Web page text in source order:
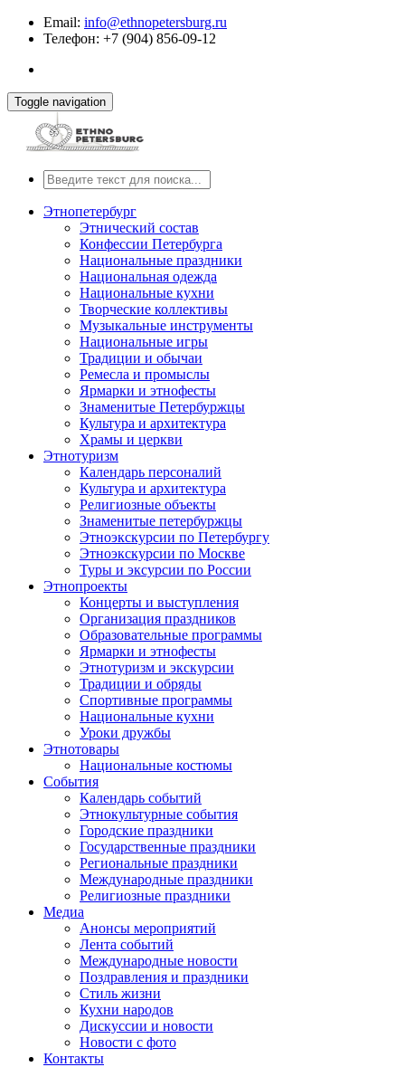
Email: info@ethnopetersburg.ru
Телефон: +7 (904) 856-09-12
Toggle navigation
Этнопетербург
Этнический состав
Конфессии Петербурга
Национальные праздники
Национальная одежда
Национальные кухни
Творческие коллективы
Музыкальные инструменты
Национальные игры
Традиции и обычаи
Ремесла и промыслы
Ярмарки и этнофесты
Знаменитые Петербуржцы
Культура и архитектура
Храмы и церкви
Этнотуризм
Календарь персоналий
Культура и архитектура
Религиозные объекты
Знаменитые петербуржцы
Этноэкскурсии по Петербургу
Этноэкскурсии по Москве
Туры и эксурсии по России
Этнопроекты
Концерты и выступления
Организация праздников
Образовательные программы
Ярмарки и этнофесты
Этнотуризм и экскурсии
Традиции и обряды
Спортивные программы
Национальные кухни
Уроки дружбы
Этнотовары
Национальные костюмы
События
Календарь событий
Этнокультурные события
Городские праздники
Государственные праздники
Региональные праздники
Международные праздники
Религиозные праздники
Медиа
Анонсы мероприятий
Лента событий
Международные новости
Поздравления и праздники
Cтиль жизни
Кухни народов
Дискуссии и новости
Новости с фото
Контакты